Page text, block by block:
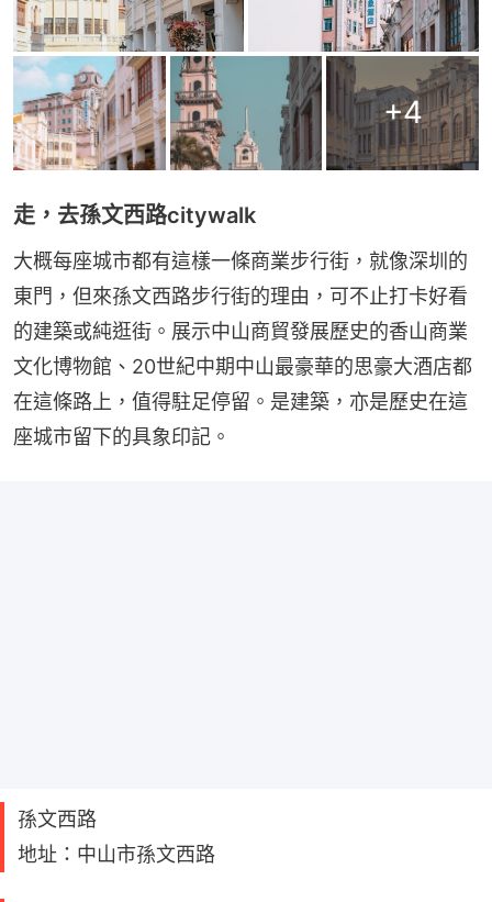
+4
走，去孫文西路citywalk
大概每座城市都有這樣一條商業步行街，就像深圳的
東門，但來孫文西路步行街的理由，可不止打卡好看
的建築或純逛街。展示中山商貿發展歷史的香山商業
文化博物館、20世紀中期中山最豪華的思豪大酒店都
在這條路上，值得駐足停留。是建築，亦是歷史在這
座城市留下的具象印記。
孫文西路
地址：中山市孫文西路